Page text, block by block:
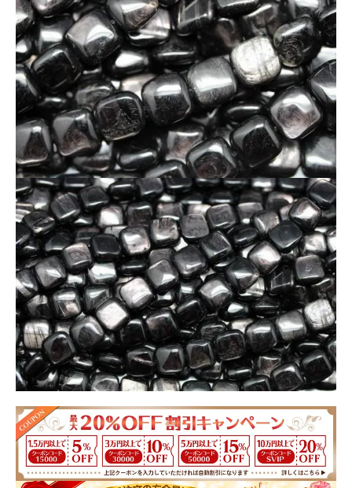
お申し込みのご注意点とＱ＆Ａ